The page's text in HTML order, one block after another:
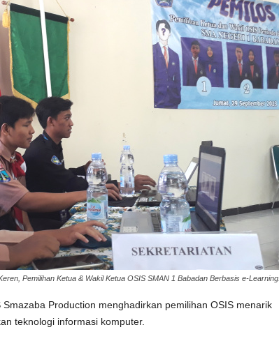
Pemilihan Ketua & Wakil Ketua OSIS SMAN 1 Babadan Berbasis e-Learning.
Smazaba Production menghadirkan pemilihan OSIS menarik
teknologi informasi komputer.